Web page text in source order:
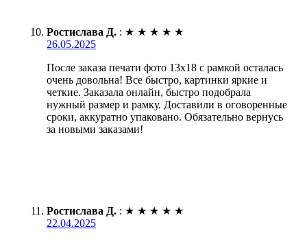
Ростислава Д. : ★ ★ ★ ★ ★
26.05.2025
После заказа печати фото 13х18 с рамкой осталась
очень довольна! Все быстро, картинки яркие и
четкие. Заказала онлайн, быстро подобрала
нужный размер и рамку. Доставили в оговоренные
сроки, аккуратно упаковано. Обязательно вернусь
за новыми заказами!
Ростислава Д. : ★ ★ ★ ★ ★
22.04.2025